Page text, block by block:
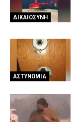
ΔΙΚΑΙΟΣΥΝΗ
ΑΣΤΥΝΟΜΙΑ